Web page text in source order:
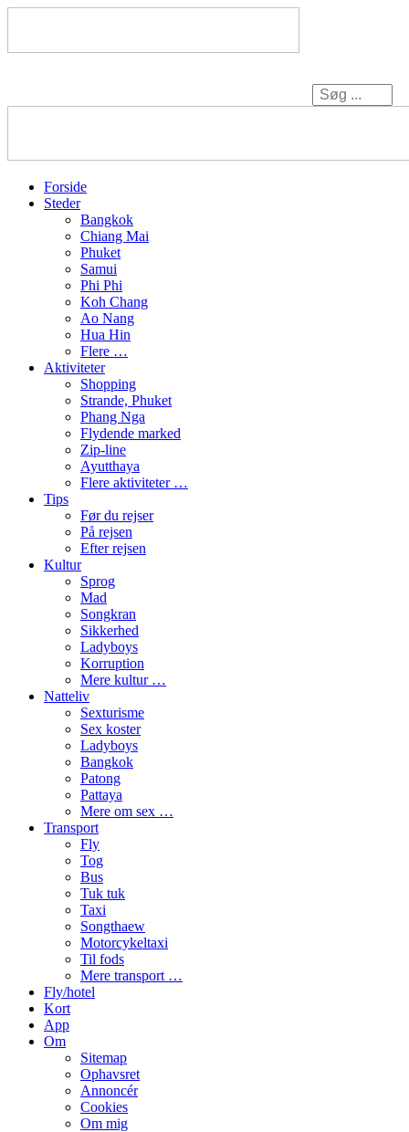
Forside
Steder
Bangkok
Chiang Mai
Phuket
Samui
Phi Phi
Koh Chang
Ao Nang
Hua Hin
Flere …
Aktiviteter
Shopping
Strande, Phuket
Phang Nga
Flydende marked
Zip-line
Ayutthaya
Flere aktiviteter …
Tips
Før du rejser
På rejsen
Efter rejsen
Kultur
Sprog
Mad
Songkran
Sikkerhed
Ladyboys
Korruption
Mere kultur …
Natteliv
Sexturisme
Sex koster
Ladyboys
Bangkok
Patong
Pattaya
Mere om sex …
Transport
Fly
Tog
Bus
Tuk tuk
Taxi
Songthaew
Motorcykeltaxi
Til fods
Mere transport …
Fly/hotel
Kort
App
Om
Sitemap
Ophavsret
Annoncér
Cookies
Om mig